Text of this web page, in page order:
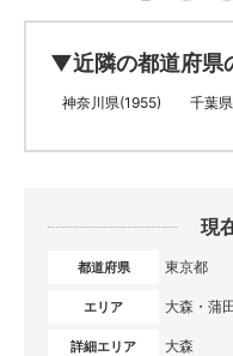
▼近隣の都道府県
神奈川県(1955) 千葉
現
都道府県 東京都
エリア 大森・蒲
詳細エリア 大森